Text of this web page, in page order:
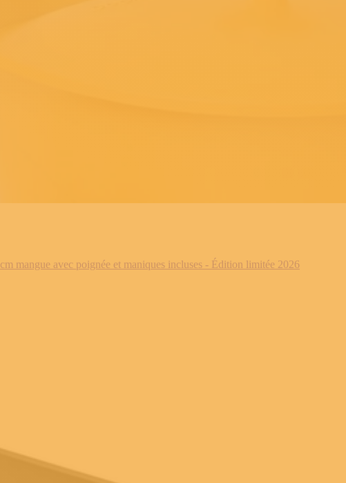
mangue avec poignée et maniques incluses - Édition limitée 2026